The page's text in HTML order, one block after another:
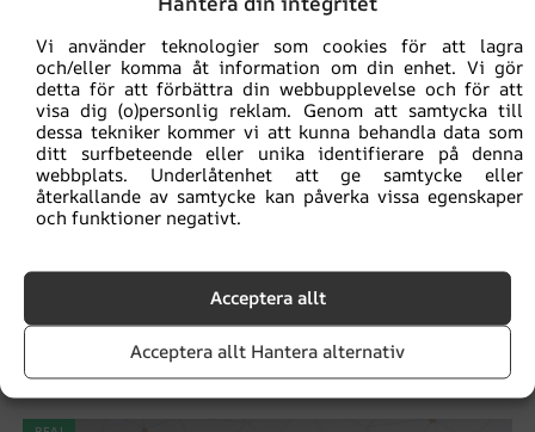
Vi använder teknologier som cookies för att lagra
och/eller komma åt information om din enhet. Vi gör
detta för att förbättra din webbupplevelse och för att
visa dig (o)personlig reklam. Genom att samtycka till
dessa tekniker kommer vi att kunna behandla data som
ditt surfbeteende eller unika identifierare på denna
webbplats. Underlåtenhet att ge samtycke eller
återkallande av samtycke kan påverka vissa egenskaper
och funktioner negativt.
Acceptera allt
Acceptera allt Hantera alternativ
Vitgrön tapet
224.00kr 168.00kr